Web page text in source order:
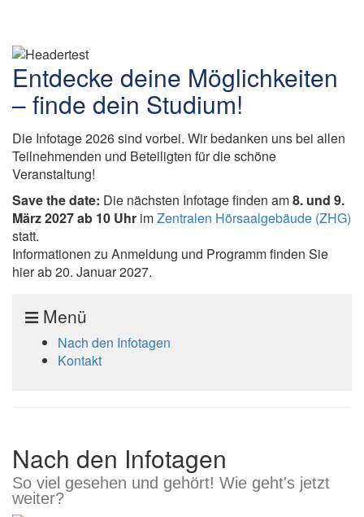
Infotage
Uni
Göttingen
Entdecke deine Möglichkeiten
– finde dein Studium!
Die Infotage 2026 sind vorbei. Wir bedanken uns bei allen
Teilnehmenden und Beteiligten für die schöne
Veranstaltung!
Save the date: Die nächsten Infotage finden am8. und 9.
März 2027 ab 10 Uhr imZentralen Hörsaalgebäude (ZHG)
statt.
Informationen zu Anmeldung und Programm finden Sie
hier ab 20. Januar 2027.
Menü
Nach den Infotagen
Kontakt
Nach den Infotagen
So viel gesehen und gehört! Wie geht's jetzt
weiter?